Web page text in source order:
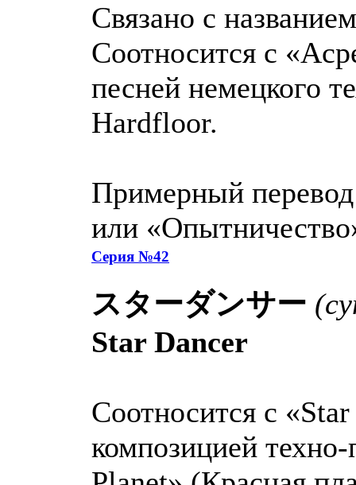
Связано с
Соотносится с
песней немецкого
Hardfloor.
Примерный
или
Серия №42
スターダンサー
Star Dancer
Соотносится с
композицией техно-